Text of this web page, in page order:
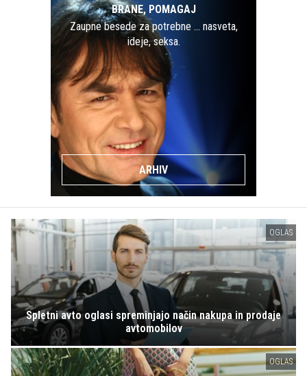
BRANE, POMAGAJ
Zaupne besede za potrebne … nasveta,
ideje, seksa.
ARHIV
OGLAS
Spletni avto oglasi spreminjajo način nakupa in prodaje
avtomobilov
OGLAS